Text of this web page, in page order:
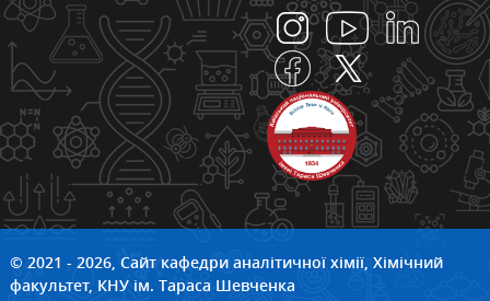
© 2021 - 2026, Сайт кафедри аналітичної хімії, Хімічний
факультет, КНУ ім. Тараса Шевченка